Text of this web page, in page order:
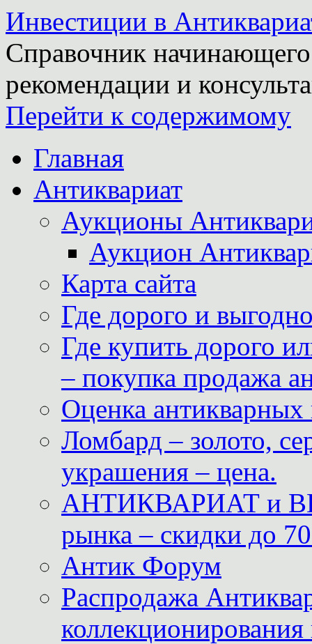
Инвестиции в
Справочник
рекомендации и
Перейти к содержимому
Главная
Антиквариат
Аукционы
Аукцион
Карта сайта
Где дорого и
Где купить дорого
– покупка продажа
Оценка антикварных
Ломбард – золото,
украшения – цена.
АНТИКВАРИАТ и
рынка – скидки до
Антик Форум
Распродажа